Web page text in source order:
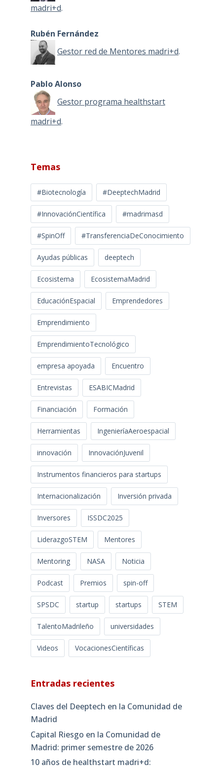
madri+d.
Rubén Fernández
Gestor red de Mentores madri+d.
Pablo Alonso
Gestor programa healthstart
madri+d.
Temas
#Biotecnología #DeeptechMadrid
#InnovaciónCientífica #madrimasd
#SpinOff #TransferenciaDeConocimiento
Ayudas públicas deeptech
Ecosistema EcosistemaMadrid
EducaciónEspacial Emprendedores
Emprendimiento
EmprendimientoTecnológico
empresa apoyada Encuentro
Entrevistas ESABICMadrid
Financiación Formación
Herramientas IngenieríaAeroespacial
innovación InnovaciónJuvenil
Instrumentos financieros para startups
Internacionalización Inversión privada
Inversores ISSDC2025
LiderazgoSTEM Mentores
Mentoring NASA Noticia
Podcast Premios spin-off
SPSDC startup startups STEM
TalentoMadrileño universidades
Videos VocacionesCientíficas
Entradas recientes
Claves del Deeptech en la Comunidad de
Madrid
Capital Riesgo en la Comunidad de
Madrid: primer semestre de 2026
10 años de healthstart madri+d: